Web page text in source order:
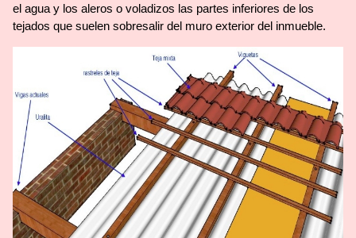
el agua y los aleros o voladizos las partes inferiores de los
tejados que suelen sobresalir del muro exterior del inmueble.